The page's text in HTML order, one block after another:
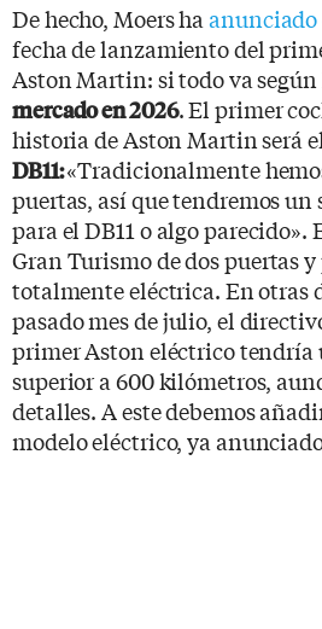
De hecho, Moers haanunciado
fecha de lanzamiento del
Aston Martin: si todo va
mercado en 2026. El primer
historia de Aston Martin será el
DB11:«Tradicionalmente
puertas, así que tendremos un
para el DB11 o algo parecido».
Gran Turismo de dos puertas
totalmente eléctrica. En otras
pasado mes de julio, el
primer Aston eléctrico tendría
superior a 600 kilómetros,
detalles. A este debemos
modelo eléctrico, ya